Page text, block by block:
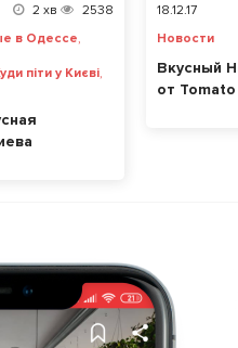
2 хв
2538
в Одессе,
піти у Києві,
18.12.17
Новости
Вкусный
от Tomato